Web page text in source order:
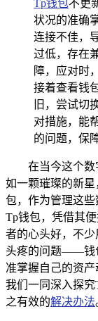
Tp钱包不更
状况的准确
连接不佳，
过低，存在
障，应对时
接着查看钱
旧，尝试切
对措施，能
的问题，保
在当今这个
如一颗璀璨的新
包，作为管理这些
Tp钱包，凭借其
者的心头好，不
头疼的问题——钱
准掌握自己的资
我们一同深入探
之有效的解决办法